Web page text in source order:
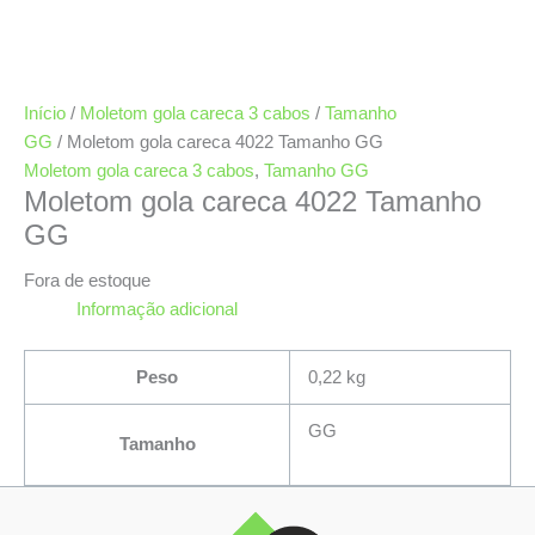
Início / Moletom gola careca 3 cabos / Tamanho
GG / Moletom gola careca 4022 Tamanho GG
Moletom gola careca 3 cabos, Tamanho GG
Moletom gola careca 4022 Tamanho
GG
Fora de estoque
Informação adicional
Peso 0,22 kg
Tamanho
GG